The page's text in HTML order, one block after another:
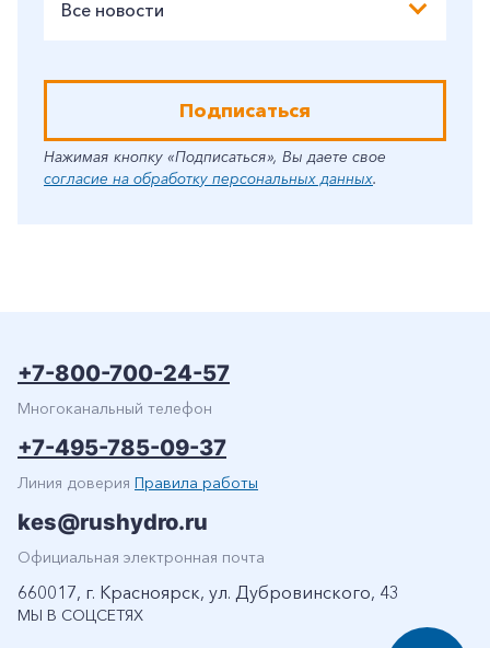
Все новости
Подписаться
Нажимая кнопку «Подписаться», Вы даете свое
согласие на обработку персональных данных.
МЫ В СОЦСЕТЯХ
+7-800-700-24-57
Многоканальный телефон
+7-495-785-09-37
Линия доверия Правила работы
kes@rushydro.ru
Официальная электронная почта
660017, г. Красноярск, ул. Дубровинского, 43